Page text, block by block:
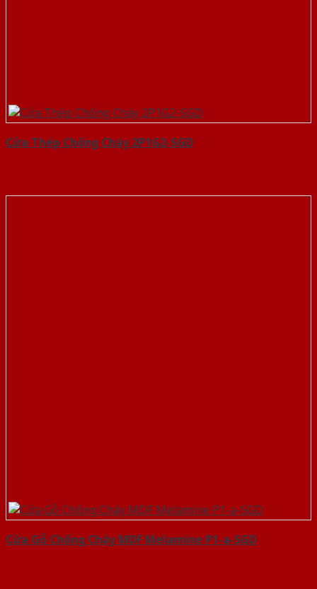
Cửa Thép Chống Cháy 2P1G2-SGD
Cửa Gỗ Chống Cháy MDF Melamine P1-a-SGD